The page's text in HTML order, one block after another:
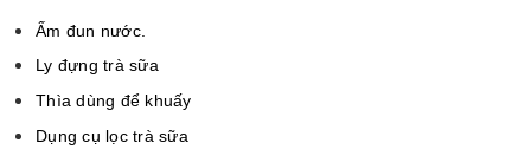
Ấm đun nước.
Ly đựng trà sữa
Thìa dùng để khuấy
Dụng cụ lọc trà sữa